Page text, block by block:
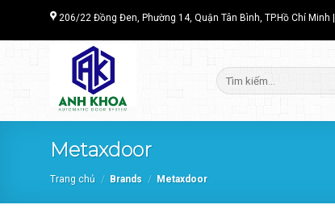
206/22 Đồng Đen, Phường 14, Quận Tân Bình, TP.Hồ Chí Minh |
Tìm
kiếm:
Metaxdoor
Trang chủ / Brands / Metaxdoor